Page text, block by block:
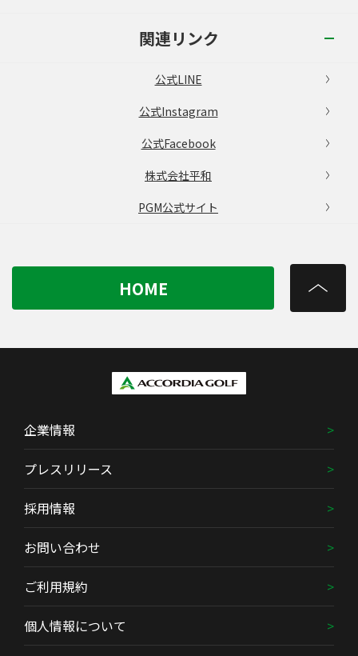
関連リンク
公式LINE
公式Instagram
公式Facebook
株式会社平和
PGM公式サイト
HOME
企業情報
プレスリリース
採用情報
お問い合わせ
ご利用規約
個人情報について